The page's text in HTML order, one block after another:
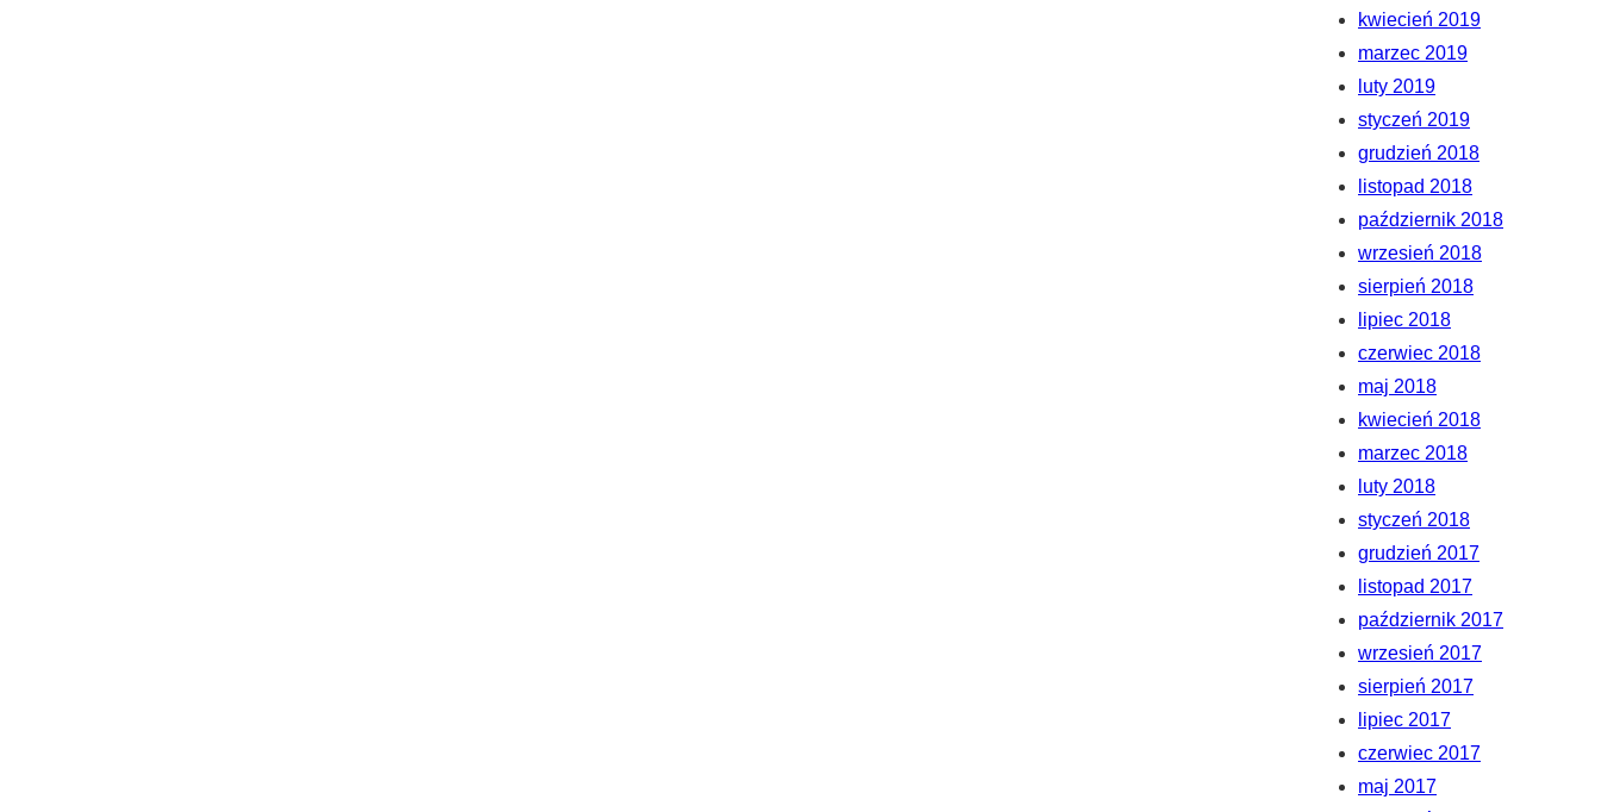
kwiecień 2019
marzec 2019
luty 2019
styczeń 2019
grudzień 2018
listopad 2018
październik 2018
wrzesień 2018
sierpień 2018
lipiec 2018
czerwiec 2018
maj 2018
kwiecień 2018
marzec 2018
luty 2018
styczeń 2018
grudzień 2017
listopad 2017
październik 2017
wrzesień 2017
sierpień 2017
lipiec 2017
czerwiec 2017
maj 2017